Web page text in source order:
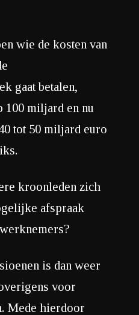
wie de kosten van
gaat betalen,
100 miljard en nu
tot 50 miljard euro
kroonleden zich
afspraak
is dan weer
voor
Mede hierdoor